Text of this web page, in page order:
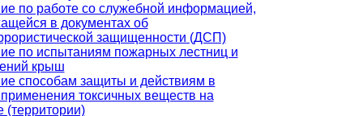
по работе со служебной информацией,
в документах об
защищенности (ДСП)
по испытаниям пожарных лестниц и
крыш
способам защиты и действиям в
токсичных веществ на
(территории)